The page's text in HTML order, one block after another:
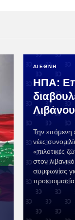
ΔΙΕΘΝΗ
ΗΠΑ:
Την επόμενη
νέες
«πιλοτικές
στον
συμφωνίας